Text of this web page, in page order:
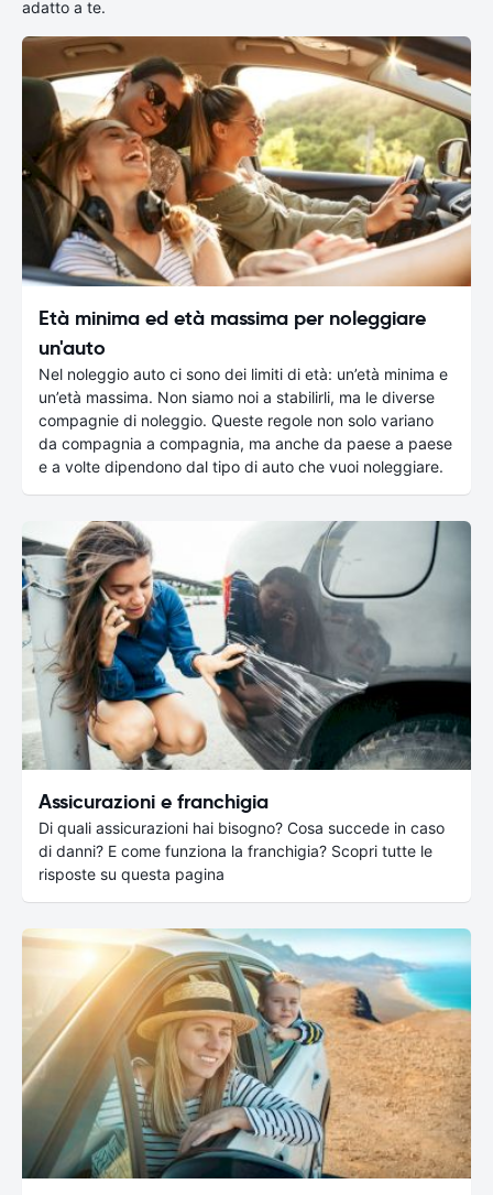
adatto a te.
Età minima ed età massima per noleggiare
un'auto
Nel noleggio auto ci sono dei limiti di età: un’età minima e
un’età massima. Non siamo noi a stabilirli, ma le diverse
compagnie di noleggio. Queste regole non solo variano
da compagnia a compagnia, ma anche da paese a paese
e a volte dipendono dal tipo di auto che vuoi noleggiare.
Assicurazioni e franchigia
Di quali assicurazioni hai bisogno? Cosa succede in caso
di danni? E come funziona la franchigia? Scopri tutte le
risposte su questa pagina